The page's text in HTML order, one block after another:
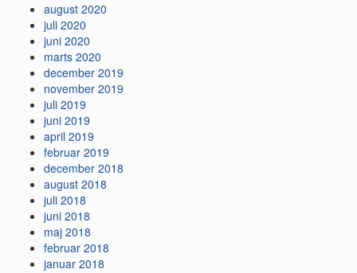
august 2020
juli 2020
juni 2020
marts 2020
december 2019
november 2019
juli 2019
juni 2019
april 2019
februar 2019
december 2018
august 2018
juli 2018
juni 2018
maj 2018
februar 2018
januar 2018